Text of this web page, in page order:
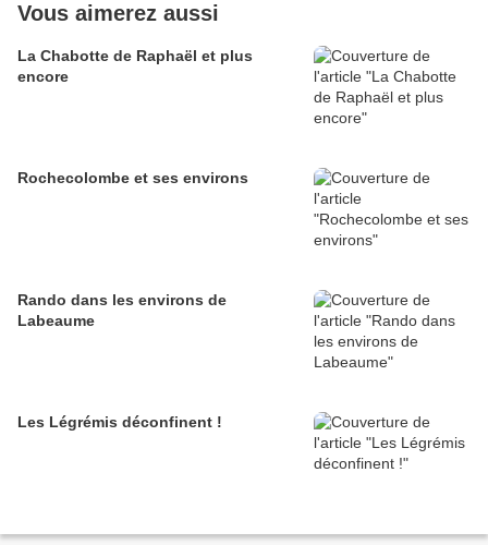
Vous aimerez aussi
La Chabotte de Raphaël et plus
encore
Rochecolombe et ses environs
Rando dans les environs de
Labeaume
Les Légrémis déconfinent !